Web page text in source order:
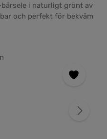
i naturligt grönt av
och perfekt för bekväm